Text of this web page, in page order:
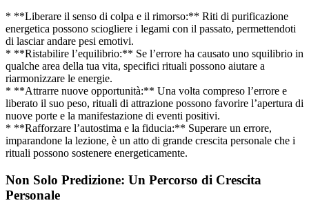
* **Liberare il senso di colpa e il rimorso:** Riti di purificazione
energetica possono sciogliere i legami con il passato, permettendoti
di lasciar andare pesi emotivi.
* **Ristabilire l’equilibrio:** Se l’errore ha causato uno squilibrio in
qualche area della tua vita, specifici rituali possono aiutare a
riarmonizzare le energie.
* **Attrarre nuove opportunità:** Una volta compreso l’errore e
liberato il suo peso, rituali di attrazione possono favorire l’apertura di
nuove porte e la manifestazione di eventi positivi.
* **Rafforzare l’autostima e la fiducia:** Superare un errore,
imparandone la lezione, è un atto di grande crescita personale che i
rituali possono sostenere energeticamente.
Non Solo Predizione: Un Percorso di Crescita
Personale